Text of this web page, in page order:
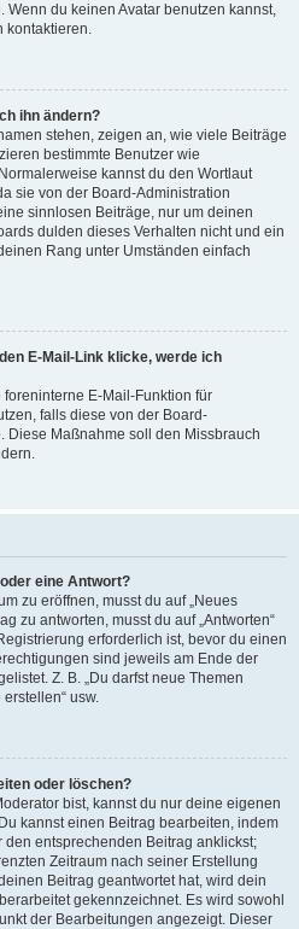
Wenn du keinen Avatar benutzen kannst,
kontaktieren.
ihn ändern?
stehen, zeigen an, wie viele Beiträge
bestimmte Benutzer wie
kannst du den Wortlaut
sie von der Board-Administration
sinnlosen Beiträge, nur um deinen
dulden dieses Verhalten nicht und ein
Rang unter Umständen einfach
E-Mail-Link klicke, werde ich
E-Mail-Funktion für
falls diese von der Board-
Diese Maßnahme soll den Missbrauch
eine Antwort?
zu eröffnen, musst du auf „Neues
zu antworten, musst du auf „Antworten“
erforderlich ist, bevor du einen
sind jeweils am Ende der
Z. B. „Du darfst neue Themen
usw.
oder löschen?
bist, kannst du nur deine eigenen
kannst einen Beitrag bearbeiten, indem
den entsprechenden Beitrag anklickst;
Zeitraum nach seiner Erstellung
Beitrag geantwortet hat, wird dein
gekennzeichnet. Es wird sowohl
der Bearbeitungen angezeigt. Dieser